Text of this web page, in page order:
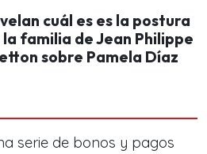
cuál es es la postura
la familia de Jean Philippe
sobre Pamela Díaz
serie de bonos y pagos